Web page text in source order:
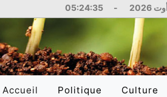
-
05:24:36
Accueil
Politique Culture